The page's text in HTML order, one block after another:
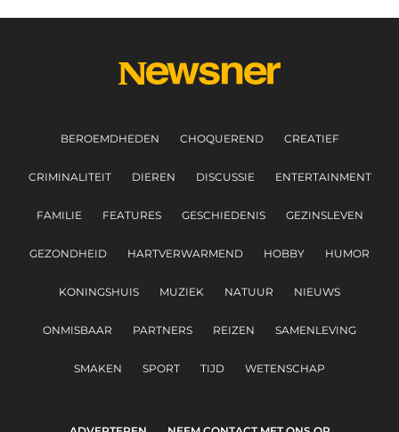
BEROEMDHEDEN CHOQUEREND CREATIEF
CRIMINALITEIT DIEREN DISCUSSIE ENTERTAINMENT
FAMILIE FEATURES GESCHIEDENIS GEZINSLEVEN
GEZONDHEID HARTVERWARMEND HOBBY HUMOR
KONINGSHUIS MUZIEK NATUUR NIEUWS
ONMISBAAR PARTNERS REIZEN SAMENLEVING
SMAKEN SPORT TIJD WETENSCHAP